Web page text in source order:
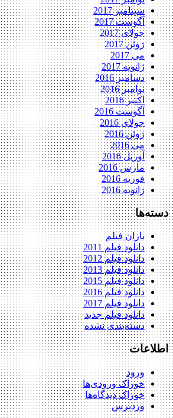
سپتامبر 2017
آگوست 2017
جولای 2017
ژوئن 2017
می 2017
ژانویه 2017
دسامبر 2016
نوامبر 2016
اکتبر 2016
آگوست 2016
جولای 2016
ژوئن 2016
می 2016
آوریل 2016
مارس 2016
فوریه 2016
ژانویه 2016
دسته‌ها
باران فیلم
دانلود فیلم 2011
دانلود فیلم 2012
دانلود فیلم 2013
دانلود فیلم 2015
دانلود فیلم 2016
دانلود فیلم 2017
دانلود فیلم جدید
دسته‌بندی نشده
اطلاعات
ورود
خوراک ورودی‌ها
خوراک دیدگاه‌ها
وردپرس